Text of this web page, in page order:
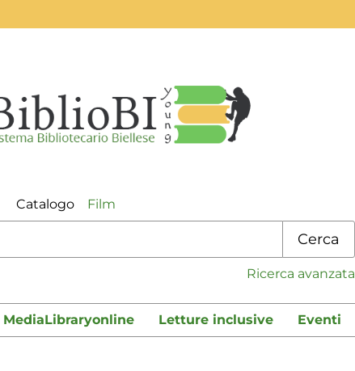
Catalogo
Film
Cerca
Ricerca avanzata
MediaLibraryonline Letture inclusive Eventi